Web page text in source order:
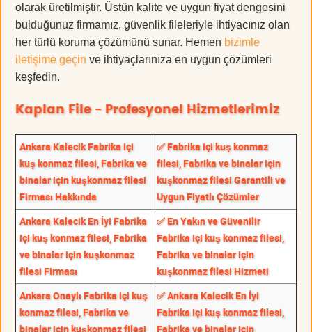
olarak üretilmiştir. Üstün kalite ve uygun fiyat dengesini
bulduğunuz firmamız, güvenlik fileleriyle ihtiyacınız olan
her türlü koruma çözümünü sunar. Hemen bizimle
iletişime geçin ve ihtiyaçlarınıza en uygun çözümleri
keşfedin.
Kaplan File - Profesyonel Hizmetlerimiz
Ankara Kalecik Fabrika içi
kuş konmaz filesi, Fabrika ve
binalar için kuşkonmaz filesi
Firması Hakkında
✅ Fabrika içi kuş konmaz
filesi, Fabrika ve binalar için
kuşkonmaz filesi Garantili ve
Uygun Fiyatlı Çözümler
Ankara Kalecik En İyi Fabrika
içi kuş konmaz filesi, Fabrika
ve binalar için kuşkonmaz
filesi Firması
✅ En Yakın ve Güvenilir
Fabrika içi kuş konmaz filesi,
Fabrika ve binalar için
kuşkonmaz filesi Hizmeti
Ankara Onaylı Fabrika içi kuş
konmaz filesi, Fabrika ve
binalar için kuşkonmaz filesi
✅ Ankara Kalecik En İyi
Fabrika içi kuş konmaz filesi,
Fabrika ve binalar için